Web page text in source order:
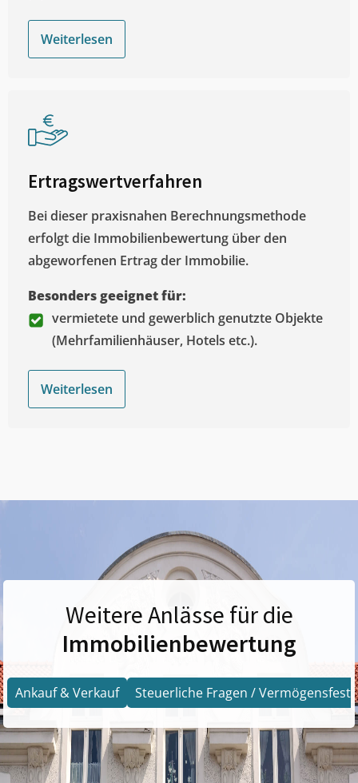
Weiterlesen
Ertragswertverfahren
Bei dieser praxisnahen Berechnungsmethode
erfolgt die Immobilienbewertung über den
abgeworfenen Ertrag der Immobilie.
Besonders geeignet für:
vermietete und gewerblich genutzte Objekte
(Mehrfamilienhäuser, Hotels etc.).
Weiterlesen
Weitere Anlässe für die
Immobilienbewertung
Ankauf & Verkauf Steuerliche Fragen /